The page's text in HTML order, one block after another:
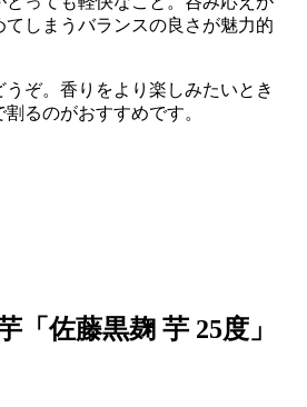
しまうバランスの良さが魅力的
うぞ。香りをより楽しみたいとき
るのがおすすめです。
「佐藤黒麹 芋 25度」